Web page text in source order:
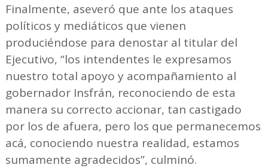
Finalmente, aseveró que ante los ataques
políticos y mediáticos que vienen
produciéndose para denostar al titular del
Ejecutivo, “los intendentes le expresamos
nuestro total apoyo y acompañamiento al
gobernador Insfrán, reconociendo de esta
manera su correcto accionar, tan castigado
por los de afuera, pero los que permanecemos
acá, conociendo nuestra realidad, estamos
sumamente agradecidos”, culminó.